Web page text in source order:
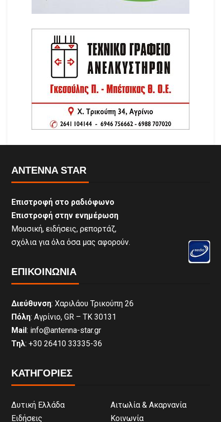
ANTENNA STAR
Επιστροφή στο ραδιόφωνο
Επιστροφή στην ενημέρωση
Μουσική, ειδήσεις, ρεπορτάζ,
σχόλια για όλα όσα μας αφορούν.
ΕΠΙΚΟΙΝΩΝΊΑ
Διεύθυνση: Χαριλάου Τρικούπη 26
Πόλη: Αγρίνιο, GR – ΤΚ 30131
Mail: info@antenna-star.gr
Τηλ: +30 26410 33335-36
ΚΑΤΗΓΟΡΙΕΣ
Δυτική Ελλάδα
Αιτωλία & Ακαρνανία
Ειδήσεις
Κοινωνία